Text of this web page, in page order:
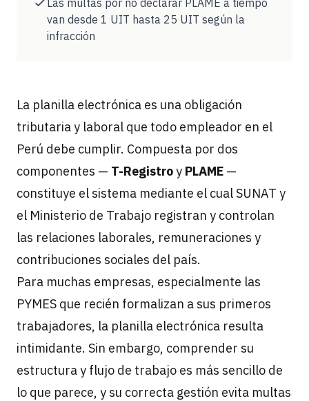
Las multas por no declarar PLAME a tiempo
van desde 1 UIT hasta 25 UIT según la
infracción
La planilla electrónica es una obligación
tributaria y laboral que todo empleador en el
Perú debe cumplir. Compuesta por dos
componentes — T-Registroy PLAME —
constituye el sistema mediante el cual SUNAT y
el Ministerio de Trabajo registran y controlan
las relaciones laborales, remuneraciones y
contribuciones sociales del país.
Para muchas empresas, especialmente las
PYMES que recién formalizan a sus primeros
trabajadores, la planilla electrónica resulta
intimidante. Sin embargo, comprender su
estructura y flujo de trabajo es más sencillo de
lo que parece, y su correcta gestión evita multas